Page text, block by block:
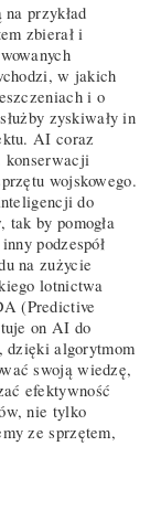
przykład
zbierał i
w jakich
i o
zyskiwały in
AI coraz
konserwacji
wojskowego.
do
by pomogła
podzespół
na zużycie
lotnictwa
(Predictive
on AI do
dzięki algorytmom
swoją wiedzę,
efektywność
nie tylko
ze sprzętem,